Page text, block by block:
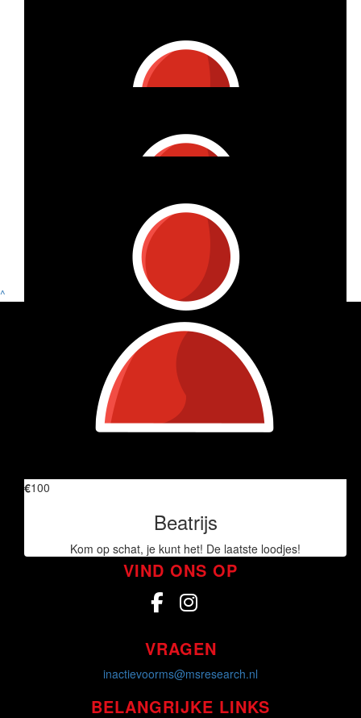
Jeannette Woolthuis
Miriam Monchen
Knap gedaan!
€100
Beatrijs
Kom op schat, je kunt het! De laatste loodjes!
Show more
^
VIND ONS OP
VRAGEN
inactievoorms@msresearch.nl
BELANGRIJKE LINKS